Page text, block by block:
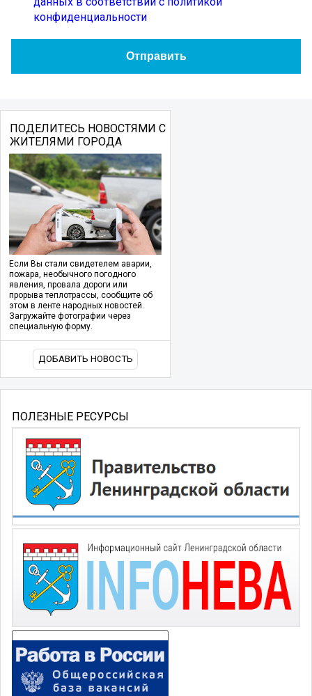
конфиденциальности
ПОДЕЛИТЕСЬ НОВОСТЯМИ С
ЖИТЕЛЯМИ ГОРОДА
Если Вы стали свидетелем аварии,
пожара, необычного погодного
явления, провала дороги или
прорыва теплотрассы, сообщите об
этом в ленте народных новостей.
Загружайте фотографии через
специальную форму.
ДОБАВИТЬ НОВОСТЬ
ПОЛЕЗНЫЕ РЕСУРСЫ